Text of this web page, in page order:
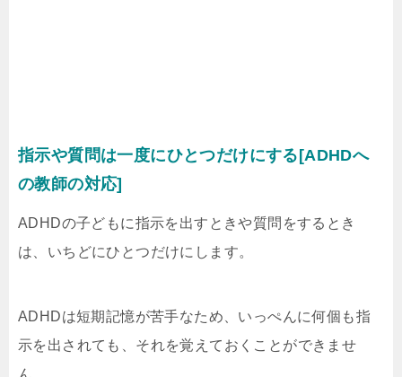
指示や質問は一度にひとつだけにする[ADHDへ
の教師の対応]
ADHDの子どもに指示を出すときや質問をするとき
は、いちどにひとつだけにします。
ADHDは短期記憶が苦手なため、いっぺんに何個も指
示を出されても、それを覚えておくことができませ
ん。